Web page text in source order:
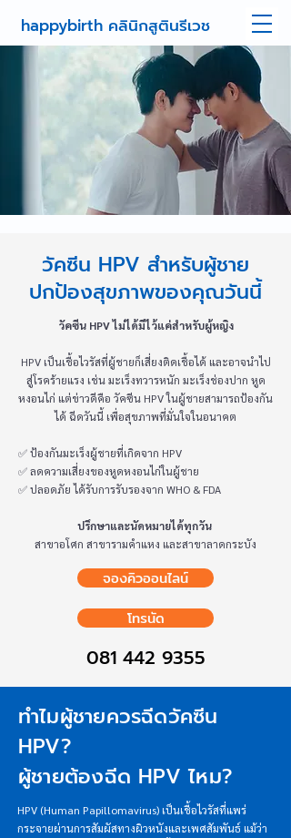
happybirth คลินิกสูตินรีเวช
วัคซีน HPV สำหรับผู้ชาย
ปกป้องสุขภาพของคุณวันนี้
วัคซีน HPV ไม่ได้มีไว้แค่สำหรับผู้หญิง
HPV เป็นเชื้อไวรัสที่ผู้ชายก็เสี่ยงติดเชื้อได้ และอาจนำไป
สู่โรคร้ายแรง เช่น มะเร็งทวารหนัก มะเร็งช่องปาก หูด
หงอนไก่ แต่ข่าวดีคือ วัคซีน HPV ในผู้ชายสามารถป้องกัน
ได้ ฉีดวันนี้ เพื่อสุขภาพที่มั่นใจในอนาคต
✅ ป้องกันมะเร็งผู้ชายที่เกิดจาก HPV
✅ ลดความเสี่ยงของหูดหงอนไก่ในผู้ชาย
✅ ปลอดภัย ได้รับการรับรองจาก WHO & FDA
ปรึกษาและนัดหมายได้ทุกวัน
สาขาอโศก สาขารามคำแหง และสาขาลาดกระบัง
จองคิวออนไลน์
โทรนัด
081 442 9355
ทำไมผู้ชายควรฉีดวัคซีน
HPV?
ผู้ชายต้องฉีด HPV ไหม?
HPV (Human Papillomavirus) เป็นเชื้อไวรัสที่แพร่
กระจายผ่านการสัมผัสทางผิวหนังและเพศสัมพันธ์ แม้ว่า